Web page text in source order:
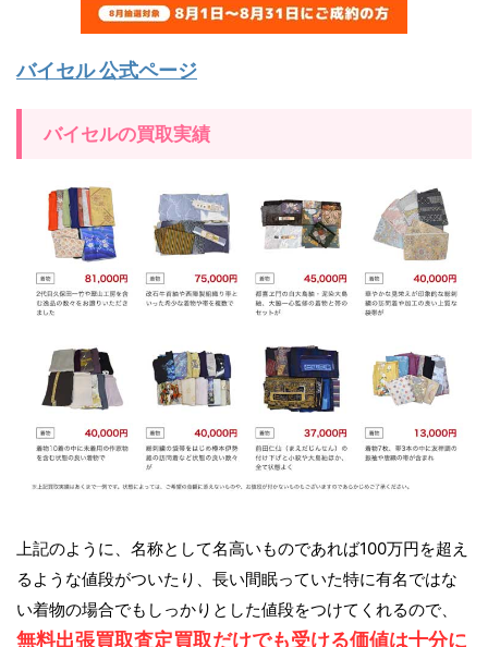
バイセル 公式ページ
バイセルの買取実績
上記のように、名称として名高いものであれば100万円を超え
るような値段がついたり、長い間眠っていた特に有名ではな
い着物の場合でもしっかりとした値段をつけてくれるので、
無料出張買取査定買取だけでも受ける価値は十分に